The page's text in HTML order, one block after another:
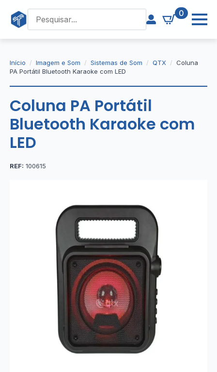
0
Início Imagem e Som Sistemas de Som QTX
Coluna
PA Portátil Bluetooth Karaoke com LED
Coluna PA Portátil
Bluetooth Karaoke com
LED
REF: 100615